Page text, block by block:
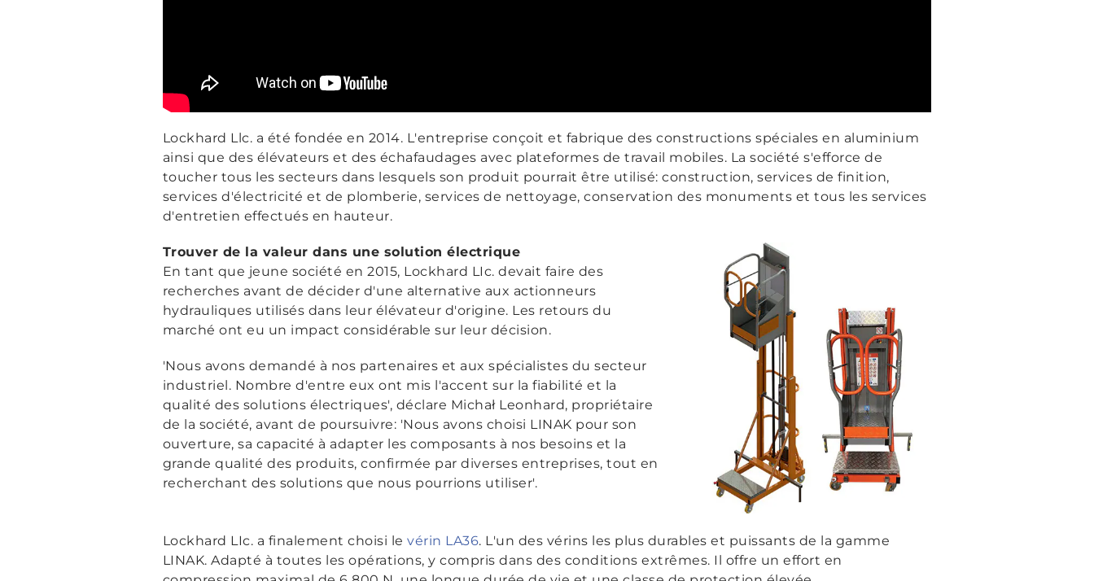
Lockhard Llc. a été fondée en 2014. L'entreprise conçoit et fabrique des constructions spéciales en aluminium
ainsi que des élévateurs et des échafaudages avec plateformes de travail mobiles. La société s'efforce de
toucher tous les secteurs dans lesquels son produit pourrait être utilisé: construction, services de finition,
services d'électricité et de plomberie, services de nettoyage, conservation des monuments et tous les services
d'entretien effectués en hauteur.
Trouver de la valeur dans une solution électrique
En tant que jeune société en 2015, Lockhard LIc. devait faire des
recherches avant de décider d'une alternative aux actionneurs
hydrauliques utilisés dans leur élévateur d'origine. Les retours du
marché ont eu un impact considérable sur leur décision.
'Nous avons demandé à nos partenaires et aux spécialistes du secteur
industriel. Nombre d'entre eux ont mis l'accent sur la fiabilité et la
qualité des solutions électriques', déclare Michał Leonhard, propriétaire
de la société, avant de poursuivre: 'Nous avons choisi LINAK pour son
ouverture, sa capacité à adapter les composants à nos besoins et la
grande qualité des produits, confirmée par diverses entreprises, tout en
recherchant des solutions que nous pourrions utiliser'.
Lockhard LIc. a finalement choisi le vérin LA36. L'un des vérins les plus durables et puissants de la gamme
LINAK. Adapté à toutes les opérations, y compris dans des conditions extrêmes. Il offre un effort en